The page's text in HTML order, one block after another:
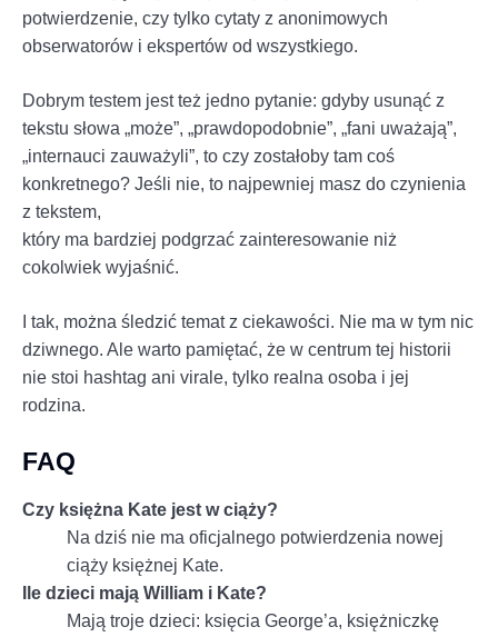
potwierdzenie, czy tylko cytaty z anonimowych
obserwatorów i ekspertów od wszystkiego.
Dobrym testem jest też jedno pytanie: gdyby usunąć z
tekstu słowa „może”, „prawdopodobnie”, „fani uważają”,
„internauci zauważyli”, to czy zostałoby tam coś
konkretnego? Jeśli nie, to najpewniej masz do czynienia
z tekstem,
który ma bardziej podgrzać zainteresowanie niż
cokolwiek wyjaśnić.
I tak, można śledzić temat z ciekawości. Nie ma w tym nic
dziwnego. Ale warto pamiętać, że w centrum tej historii
nie stoi hashtag ani virale, tylko realna osoba i jej
rodzina.
FAQ
Czy księżna Kate jest w ciąży?
Na dziś nie ma oficjalnego potwierdzenia nowej
ciąży księżnej Kate.
Ile dzieci mają William i Kate?
Mają troje dzieci: księcia George’a, księżniczkę